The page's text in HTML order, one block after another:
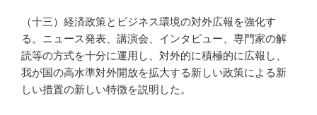
（十三）経済政策とビジネス環境の対外広報を強化す
る。ニュース発表、講演会、インタビュー、専門家の解
読等の方式を十分に運用し、対外的に積極的に広報し、
我が国の高水準対外開放を拡大する新しい政策による新
しい措置の新しい特徴を説明した。